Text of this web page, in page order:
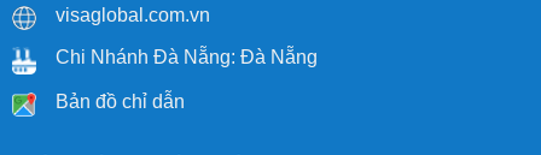
visaglobal.com.vn
Chi Nhánh Đà Nẵng: Đà Nẵng
Bản đồ chỉ dẫn